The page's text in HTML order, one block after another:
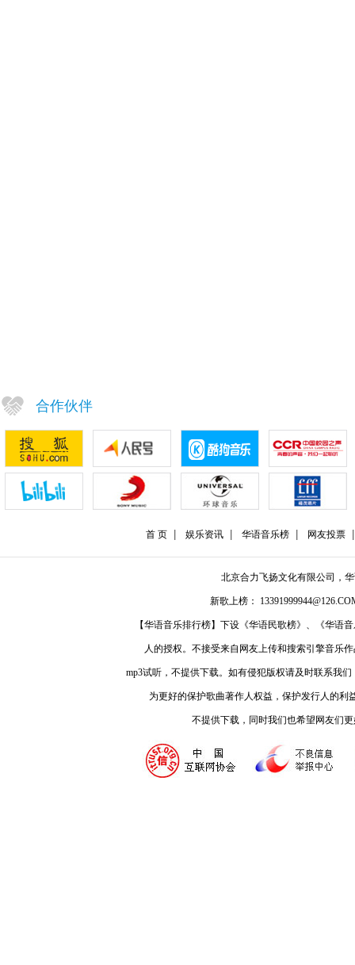
合作伙伴
首 页 娱乐资讯 华语音乐榜 网友投票
北京合力飞扬文化有限公司，
新歌上榜：
【华语音乐排行榜】下设《华语民歌榜》、《华语
人的授权。不接受来自网友上传和搜索引擎音乐
mp3试听，不提供下载。如有侵犯版权请及时联系我
为更好的保护歌曲著作人权益，保护发行人的
不提供下载，同时我们也希望网友们